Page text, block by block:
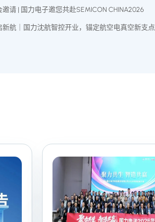
邀请 | 国力电子邀您共赴SEMICON CHINA2026
新航｜国力沈航智控开业，锚定航空电真空新支点